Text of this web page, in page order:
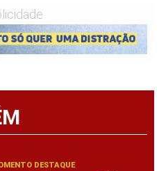
DESTAQUE